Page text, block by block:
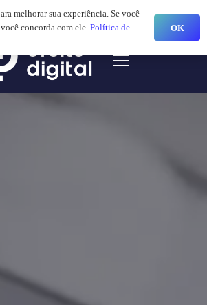
melhorar sua experiência. Se você
concorda com ele. Política de
OK